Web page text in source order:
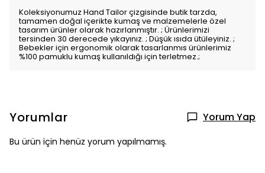
Koleksiyonumuz Hand Tailor çizgisinde butik tarzda,
tamamen doğal içerikte kumaş ve malzemelerle özel
tasarım ürünler olarak hazırlanmıştır. ; Ürünlerimizi
tersinden 30 derecede yıkayınız. ; Düşük ısıda ütüleyiniz. ;
Bebekler için ergonomik olarak tasarlanmıs ürünlerimiz
%100 pamuklu kumaş kullanıldığı için terletmez.;
Yorumlar Yorum Yap
Bu ürün için henüz yorum yapılmamış.